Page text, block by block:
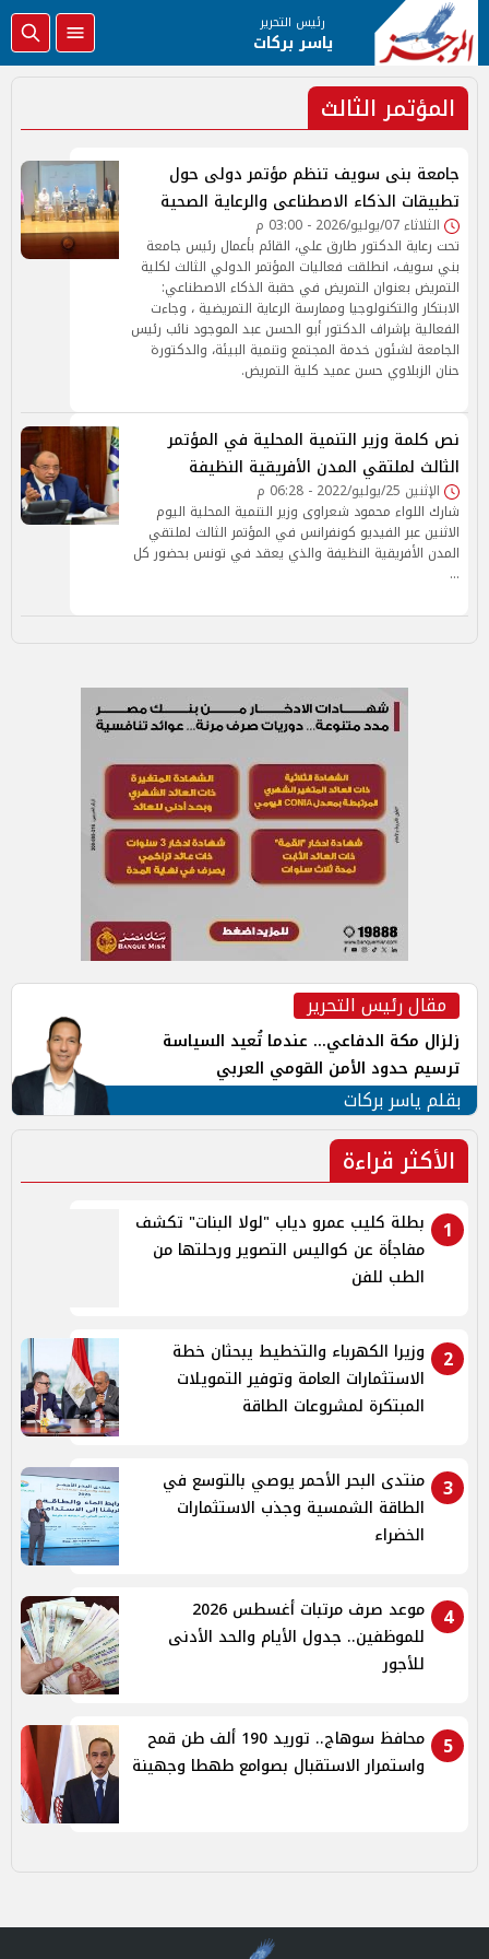
رئيس التحرير
ياسر بركات
المؤتمر الثالث
جامعة بنى سويف تنظم مؤتمر دولى حول
تطبيقات الذكاء الاصطناعى والرعاية الصحية
الثلاثاء 07/يوليو/2026 - 03:00 م
تحت رعاية الدكتور طارق علي، القائم بأعمال رئيس جامعة
بني سويف، انطلقت فعاليات المؤتمر الدولي الثالث لكلية
التمريض بعنوان التمريض في حقبة الذكاء الاصطناعي:
الابتكار والتكنولوجيا وممارسة الرعاية التمريضية ، وجاءت
الفعالية بإشراف الدكتور أبو الحسن عبد الموجود نائب رئيس
الجامعة لشئون خدمة المجتمع وتنمية البيئة، والدكتورة
حنان الزبلاوي حسن عميد كلية التمريض.
نص كلمة وزير التنمية المحلية في المؤتمر
الثالث لملتقي المدن الأفريقية النظيفة
الإثنين 25/يوليو/2022 - 06:28 م
شارك اللواء محمود شعراوى وزير التنمية المحلية اليوم
الاثنين عبر الفيديو كونفرانس في المؤتمر الثالث لملتقي
المدن الأفريقية النظيفة والذي يعقد في تونس بحضور كل
…
مقال رئيس التحرير
زلزال مكة الدفاعي... عندما تُعيد السياسة
ترسيم حدود الأمن القومي العربي
بقلم ياسر بركات
الأكثر قراءة
1
بطلة كليب عمرو دياب "لولا البنات" تكشف
مفاجأة عن كواليس التصوير ورحلتها من
الطب للفن
2
وزيرا الكهرباء والتخطيط يبحثان خطة
الاستثمارات العامة وتوفير التمويلات
المبتكرة لمشروعات الطاقة
3
منتدى البحر الأحمر يوصي بالتوسع في
الطاقة الشمسية وجذب الاستثمارات
الخضراء
4
موعد صرف مرتبات أغسطس 2026
للموظفين.. جدول الأيام والحد الأدنى
للأجور
5
محافظ سوهاج.. توريد 190 ألف طن قمح
واستمرار الاستقبال بصوامع طهطا وجهينة